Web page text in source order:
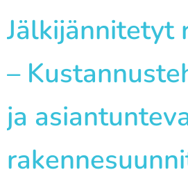
Jälkijännitetyt
–
ja